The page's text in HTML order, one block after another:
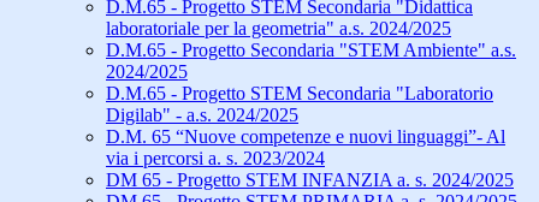
D.M.65 - Progetto STEM Secondaria "Didattica
laboratoriale per la geometria" a.s. 2024/2025
D.M.65 - Progetto Secondaria "STEM Ambiente" a.s.
2024/2025
D.M.65 - Progetto STEM Secondaria "Laboratorio
Digilab" - a.s. 2024/2025
D.M. 65 “Nuove competenze e nuovi linguaggi”- Al
via i percorsi a. s. 2023/2024
DM 65 - Progetto STEM INFANZIA a. s. 2024/2025